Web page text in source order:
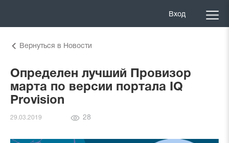
Вход
Вернуться в Новости
Определен лучший Провизор
марта по версии портала IQ
Provision
29.03.2019
Количество
28